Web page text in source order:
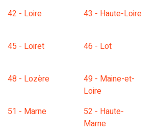
42 - Loire
43 - Haute-Loire
45 - Loiret
46 - Lot
48 - Lozère
49 - Maine-et-
Loire
51 - Marne
52 - Haute-
Marne